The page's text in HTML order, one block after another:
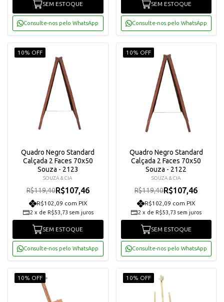
SEM ESTOQUE
Consulte-nos pelo WhatsApp
SEM ESTOQUE
Consulte-nos pelo WhatsApp
10% OFF
Quadro Negro Standard
Calçada 2 Faces 70x50
Souza - 2123
SOUZA & CIA
R$119,40R$107,46
R$102,09 com PIX
2 x de R$53,73 sem juros
SEM ESTOQUE
Consulte-nos pelo WhatsApp
10% OFF
Quadro Negro Standard
Calçada 2 Faces 70x50
Souza - 2122
SOUZA & CIA
R$119,40R$107,46
R$102,09 com PIX
2 x de R$53,73 sem juros
SEM ESTOQUE
Consulte-nos pelo WhatsApp
10% OFF 10% OFF